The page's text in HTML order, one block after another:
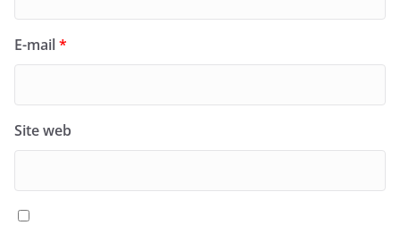
E-mail*
Site web